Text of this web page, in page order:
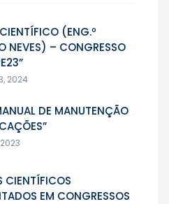
(ENG.º
NEVES) – CONGRESSO
2024
DE MANUTENÇÃO
CIENTÍFICOS
EM CONGRESSOS